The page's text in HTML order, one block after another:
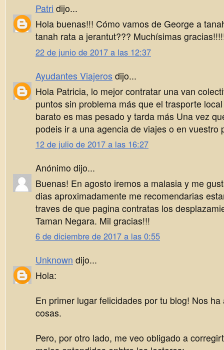
Patri dijo...
Hola buenas!!! Cómo vamos de George a
tanah rata a jerantut??? Muchísimas
22 de junio de 2017 a las 12:37
Ayudantes Viajeros dijo...
Hola Patricia, lo mejor contratar una van
puntos sin problema más que el trasporte
barato es mas pesado y tarda más Una vez
podeis ir a una agencia de viajes o en vuestro
12 de julio de 2017 a las 16:27
Anónimo dijo...
Buenas! En agosto iremos a malasia y me
dias aproximadamente me recomendarias
traves de que pagina contratas los
Taman Negara. Mil gracias!!!
6 de diciembre de 2017 a las 0:55
Unknown dijo...
Hola:
En primer lugar felicidades por tu blog! Nos
cosas.
Pero, por otro lado, me veo obligado a